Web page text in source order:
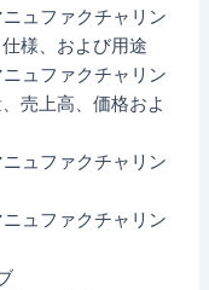
ュファクチャリン
様、および用途
ュファクチャリン
売上高、価格およ
ュファクチャリン
ュファクチャリン